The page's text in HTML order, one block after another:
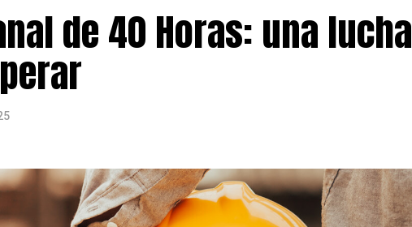
de 40 Horas: una lucha